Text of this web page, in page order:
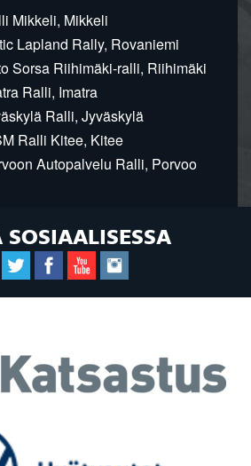
Mikkeli, Mikkeli
Lapland Rally, Rovaniemi
Sorsa Riihimäki-ralli, Riihimäki
Ralli, Imatra
Ralli, Jyväskylä
Ralli Kitee, Kitee
Autopalvelu Ralli, Porvoo
SOSIAALISESSA